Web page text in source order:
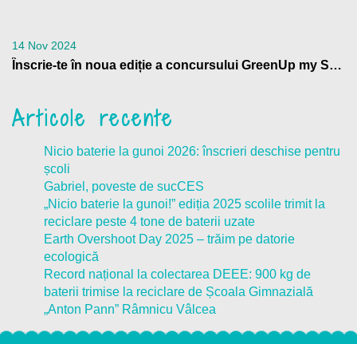
14 Nov 2024
Înscrie-te în noua ediție a concursului GreenUp my School
Articole recente
Nicio baterie la gunoi 2026: înscrieri deschise pentru
școli
Gabriel, poveste de sucCES
„Nicio baterie la gunoi!” ediția 2025 scolile trimit la
reciclare peste 4 tone de baterii uzate
Earth Overshoot Day 2025 – trăim pe datorie
ecologică
Record național la colectarea DEEE: 900 kg de
baterii trimise la reciclare de Școala Gimnazială
„Anton Pann” Râmnicu Vâlcea